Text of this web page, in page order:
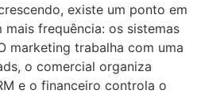
existe um ponto em
frequência: os sistemas
marketing trabalha com uma
o comercial organiza
e o financeiro controla o